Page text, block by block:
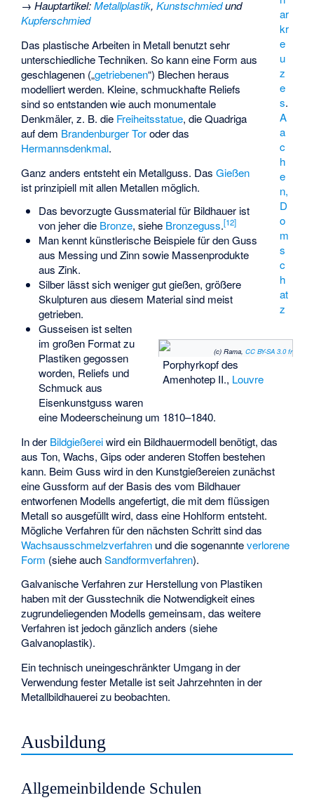
ar
kr
e
u
z
e
s.
A
a
c
h
e
n,
D
o
m
s
c
h
at
z
(c) Rama, CC BY-SA 3.0 fr
Porphyrkopf des
Amenhotep II., Louvre
→Hauptartikel:Metallplastik,Kunstschmiedund
Kupferschmied
Das plastische Arbeiten in Metall benutzt sehr
unterschiedliche Techniken. So kann eine Form aus
geschlagenen („getriebenen“) Blechen heraus
modelliert werden. Kleine, schmuckhafte Reliefs
sind so entstanden wie auch monumentale
Denkmäler, z. B. die Freiheitsstatue, die Quadriga
auf dem Brandenburger Toroder das
Hermannsdenkmal.
Ganz anders entsteht ein Metallguss. DasGießen
ist prinzipiell mit allen Metallen möglich.
Das bevorzugte Gussmaterial für Bildhauer ist
von jeher die Bronze, siehe Bronzeguss.[12]
Man kennt künstlerische Beispiele für den Guss
aus Messing und Zinn sowie Massenprodukte
aus Zink.
Silber lässt sich weniger gut gießen, größere
Skulpturen aus diesem Material sind meist
getrieben.
Gusseisen ist selten
im großen Format zu
Plastiken gegossen
worden, Reliefs und
Schmuck aus
Eisenkunstguss waren
eine Modeerscheinung um 1810–1840.
In der Bildgießereiwird ein Bildhauermodell benötigt, das
aus Ton, Wachs, Gips oder anderen Stoffen bestehen
kann. Beim Guss wird in den Kunstgießereien zunächst
eine Gussform auf der Basis des vom Bildhauer
entworfenen Modells angefertigt, die mit dem flüssigen
Metall so ausgefüllt wird, dass eine Hohlform entsteht.
Mögliche Verfahren für den nächsten Schritt sind das
Wachsausschmelzverfahren und die sogenannteverlorene
Form (siehe auchSandformverfahren).
Galvanische Verfahren zur Herstellung von Plastiken
haben mit der Gusstechnik die Notwendigkeit eines
zugrundeliegenden Modells gemeinsam, das weitere
Verfahren ist jedoch gänzlich anders (siehe
Galvanoplastik).
Ein technisch uneingeschränkter Umgang in der
Verwendung fester Metalle ist seit Jahrzehnten in der
Metallbildhauerei zu beobachten.
Ausbildung
Allgemeinbildende Schulen